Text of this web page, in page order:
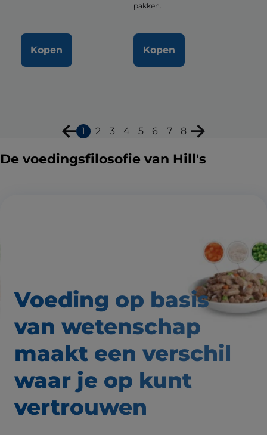
Kopen
pakken.
Kopen
1 2 3 4 5 6 7 8
De voedingsfilosofie van Hill's
Voeding op basis
van wetenschap
maakt een verschil
waar je op kunt
vertrouwen